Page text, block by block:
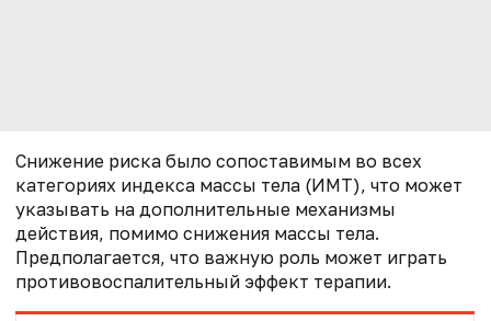
Снижение риска было сопоставимым во всех
категориях индекса массы тела (ИМТ), что может
указывать на дополнительные механизмы
действия, помимо снижения массы тела.
Предполагается, что важную роль может играть
противовоспалительный эффект терапии.